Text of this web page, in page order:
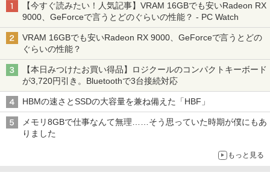
pc 業務用
￥99,998
ガレリア ゲーミングPC デスクトップパ
ソコン Core Ultra 7 265F RTX 5070 Ti
メモリ 16GB / SSD 500GB Windows 11
Home GALLERIA XPC7M-R57T-GD 186
18-5097
5
【楽天1位!1,600円OFFクーポン 8/4 20:
26 ディスプレイ 1080P 23.8インチ 144
Hzリフレッシュレート sRGB99% 1670
万色 300nits ΔE＜1 低ブルーライト 大
画面 TÜV認証 目にやさしい 調整可能な
スタンド VESA
￥12,580
【今すぐ読みたい！人気記事】VRAM 16GBでも安いRadeon RX
9000、GeForceで言うとどのぐらいの性能？ - PC Watch
VRAM 16GBでも安いRadeon RX 9000、GeForceで言うとどの
ぐらいの性能？
【本日みつけたお買い得品】ロジクールのコンパクトキーボード
が3,720円引き。Bluetoothで3台接続対応
HBMの速さとSSDの大容量を兼ね備えた「HBF」
メモリ8GBで仕事なんて無理……そう思っていた時期が僕にもあ
りました
もっと見る